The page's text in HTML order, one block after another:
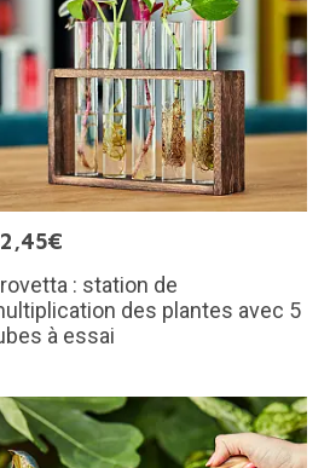
: station de
des plantes avec 5
à essai